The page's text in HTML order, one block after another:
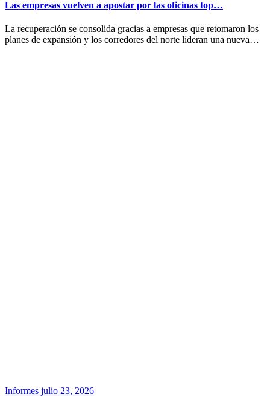
Las empresas vuelven a apostar por las oficinas top…
La recuperación se consolida gracias a empresas que retomaron los
planes de expansión y los corredores del norte lideran una nueva…
Informes julio 23, 2026